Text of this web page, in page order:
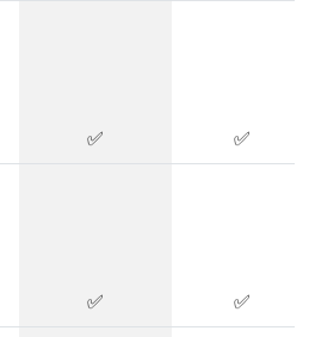
✅ ✅
✅ ✅